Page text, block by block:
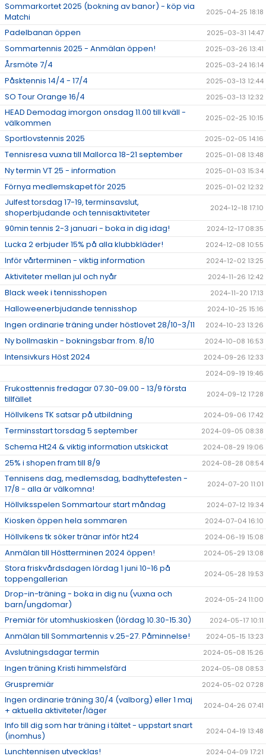
Sommarkortet 2025 (bokning av banor) - köp via
Matchi
2025-04-25 18:18
Padelbanan öppen 2025-03-31 14:47
Sommartennis 2025 - Anmälan öppen! 2025-03-26 13:41
Årsmöte 7/4 2025-03-24 16:14
Påsktennis 14/4 - 17/4 2025-03-13 12:44
SO Tour Orange 16/4 2025-03-13 12:32
HEAD Demodag imorgon onsdag 11.00 till kväll -
välkommen
2025-02-25 10:15
Sportlovstennis 2025 2025-02-05 14:16
Tennisresa vuxna till Mallorca 18-21 september 2025-01-08 13:48
Ny termin VT 25 - information 2025-01-03 15:34
Förnya medlemskapet för 2025 2025-01-02 12:32
Julfest torsdag 17-19, terminsavslut,
shoperbjudande och tennisaktiviteter
2024-12-18 17:10
90min tennis 2-3 januari - boka in dig idag! 2024-12-17 08:35
Lucka 2 erbjuder 15% på alla klubbkläder! 2024-12-08 10:55
Inför vårterminen - viktig information 2024-12-02 13:25
Aktiviteter mellan jul och nyår 2024-11-26 12:42
Black week i tennisshopen 2024-11-20 17:13
Halloweenerbjudande tennisshop 2024-10-25 15:16
Ingen ordinarie träning under höstlovet 28/10-3/11 2024-10-23 13:26
Ny bollmaskin - bokningsbar from. 8/10 2024-10-08 16:53
Intensivkurs Höst 2024
2024-09-26 12:33
2024-09-19 19:46
Frukosttennis fredagar 07.30-09.00 - 13/9 första
tillfället
2024-09-12 17:28
Höllvikens TK satsar på utbildning 2024-09-06 17:42
Terminsstart torsdag 5 september 2024-09-05 08:38
Schema Ht24 & viktig information utskickat 2024-08-29 19:06
25% i shopen fram till 8/9 2024-08-28 08:54
Tennisens dag, medlemsdag, badhyttefesten -
17/8 - alla är välkomna!
2024-07-20 11:01
Höllviksspelen Sommartour start måndag 2024-07-12 19:34
Kiosken öppen hela sommaren 2024-07-04 16:10
Höllvikens tk söker tränar inför ht24 2024-06-19 15:08
Anmälan till Höstterminen 2024 öppen! 2024-05-29 13:08
Stora friskvårdsdagen lördag 1 juni 10-16 på
toppengallerian
2024-05-28 19:53
Drop-in-träning - boka in dig nu (vuxna och
barn/ungdomar)
2024-05-24 11:00
Premiär för utomhuskiosken (lördag 10.30-15.30) 2024-05-17 10:11
Anmälan till Sommartennis v.25-27. Påminnelse! 2024-05-15 13:23
Avslutningsdagar termin 2024-05-08 15:26
Ingen träning Kristi himmelsfärd 2024-05-08 08:53
Gruspremiär 2024-05-02 07:28
Ingen ordinarie träning 30/4 (valborg) eller 1 maj
+ aktuella aktiviteter/läger
2024-04-26 07:41
Info till dig som har träning i tältet - uppstart snart
(inomhus)
2024-04-19 13:48
Lunchtennisen utvecklas! 2024-04-09 17:21